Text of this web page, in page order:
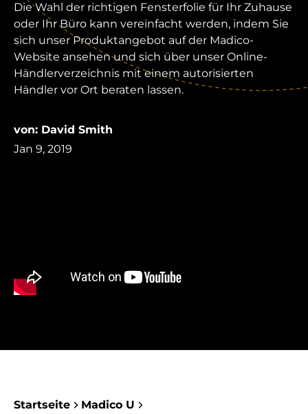
Die Wahl der richtigen Fensterfolie für Ihr Zuhause
oder Ihr Büro kann vereinfacht werden, indem Sie
sich unser Produktangebot auf der Madico-
Website ansehen und sich über unser Online-
Händlerverzeichnis mit einem autorisierten
Händler vor Ort beraten lassen.
von: David Smith
Jan 9, 2019
Startseite
Madico U